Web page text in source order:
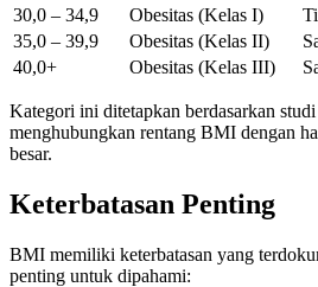
30,0 – 34,9
Obesitas (Kelas I)
35,0 – 39,9
Obesitas (Kelas II)
40,0+
Obesitas (Kelas III)
Kategori ini ditetapkan berdasarkan
menghubungkan rentang BMI dengan
besar.
Keterbatasan Penting
BMI memiliki keterbatasan yang
penting untuk dipahami: